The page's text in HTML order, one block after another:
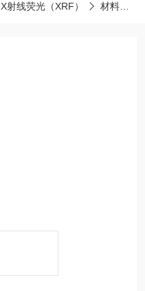
X射线荧光（XRF） 材料元素分析仪